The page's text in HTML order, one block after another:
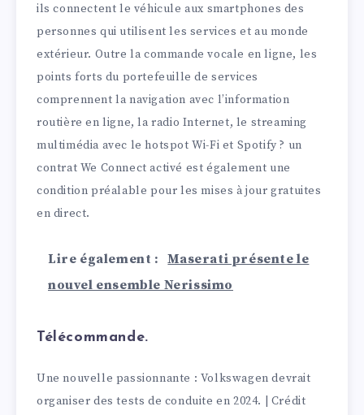
ils connectent le véhicule aux smartphones des
personnes qui utilisent les services et au monde
extérieur. Outre la commande vocale en ligne, les
points forts du portefeuille de services
comprennent la navigation avec l’information
routière en ligne, la radio Internet, le streaming
multimédia avec le hotspot Wi-Fi et Spotify ? un
contrat We Connect activé est également une
condition préalable pour les mises à jour gratuites
en direct.
Lire également :
Maserati présente le
nouvel ensemble Nerissimo
Télécommande.
Une nouvelle passionnante : Volkswagen devrait
organiser des tests de conduite en 2024. | Crédit